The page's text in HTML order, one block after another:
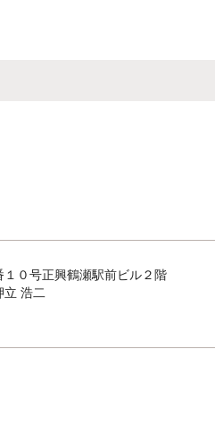
０号正興鶴瀬駅前ビル２階
浩二